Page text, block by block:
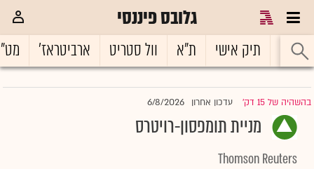
גלובס פיננסי
ראשי תיק אישי ת"א וול סטריט ארביטראז'
בהשהיה של 15 דק' |עדכון אחרון 6/8/2026
מניית תומפסון-רויטרס
Thomson Reuters